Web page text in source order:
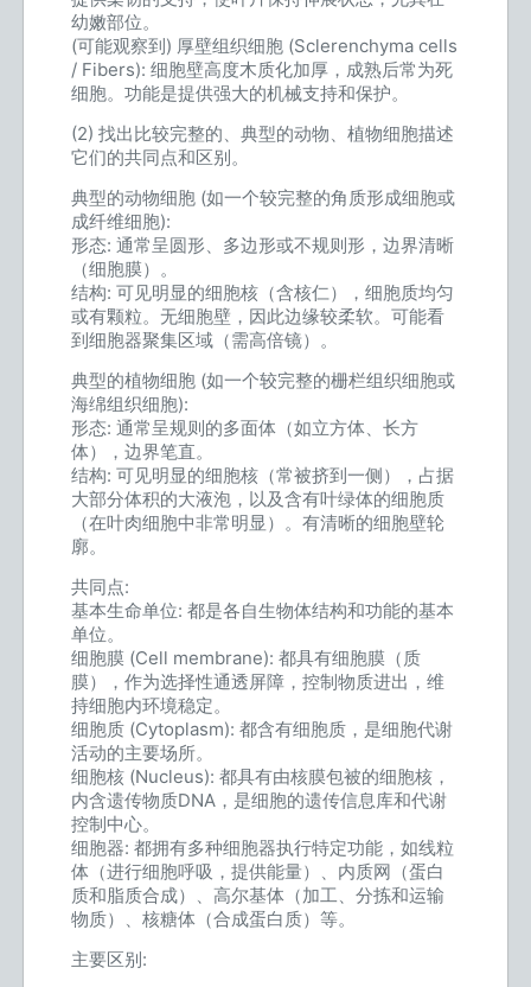
幼嫩部位。
(可能观察到) 厚壁组织细胞 (Sclerenchyma cells
/ Fibers): 细胞壁高度木质化加厚，成熟后常为死
细胞。功能是提供强大的机械支持和保护。
(2) 找出比较完整的、典型的动物、植物细胞描述
它们的共同点和区别。
典型的动物细胞 (如一个较完整的角质形成细胞或
成纤维细胞):
形态: 通常呈圆形、多边形或不规则形，边界清晰
（细胞膜）。
结构: 可见明显的细胞核（含核仁），细胞质均匀
或有颗粒。无细胞壁，因此边缘较柔软。可能看
到细胞器聚集区域（需高倍镜）。
典型的植物细胞 (如一个较完整的栅栏组织细胞或
海绵组织细胞):
形态: 通常呈规则的多面体（如立方体、长方
体），边界笔直。
结构: 可见明显的细胞核（常被挤到一侧），占据
大部分体积的大液泡，以及含有叶绿体的细胞质
（在叶肉细胞中非常明显）。有清晰的细胞壁轮
廓。
共同点:
基本生命单位: 都是各自生物体结构和功能的基本
单位。
细胞膜 (Cell membrane): 都具有细胞膜（质
膜），作为选择性通透屏障，控制物质进出，维
持细胞内环境稳定。
细胞质 (Cytoplasm): 都含有细胞质，是细胞代谢
活动的主要场所。
细胞核 (Nucleus): 都具有由核膜包被的细胞核，
内含遗传物质DNA，是细胞的遗传信息库和代谢
控制中心。
细胞器: 都拥有多种细胞器执行特定功能，如线粒
体（进行细胞呼吸，提供能量）、内质网（蛋白
质和脂质合成）、高尔基体（加工、分拣和运输
物质）、核糖体（合成蛋白质）等。
主要区别: